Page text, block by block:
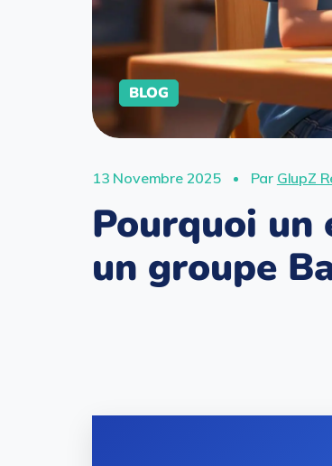
BLOG
13 Novembre 2025 Par GlupZ
Pourquoi
un groupe